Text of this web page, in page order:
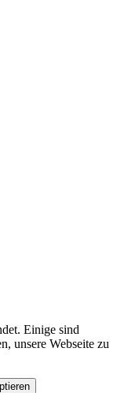
Einige sind
unsere Webseite zu